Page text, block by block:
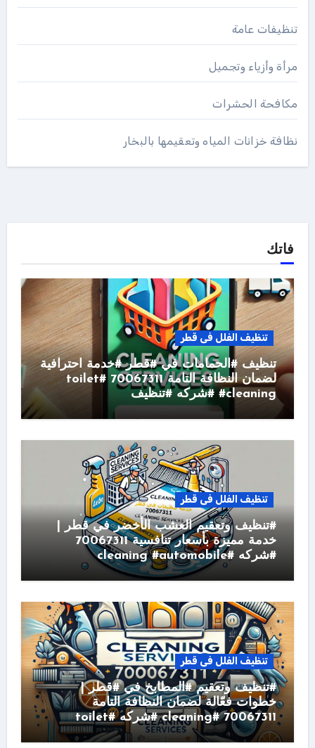
تنظيفات عامة
مرأة وأزياء وتجميل
مكافحة الحشرات
نظافة خزانات المياه وتعقيمها بالبخار
فاتك
تنظيف الفلل فى قطر
تنظيف #الحمامات في #قطر #خدمة احترافية
لضمان النظافة التامة 70067311 #toilet
#cleaning #شركه #تنظيف
تنظيف الفلل فى قطر
#تنظيف وتعقيم العشب الأخضر في قطر |
خدمة مميزة بأسعار تنافسية 70067311
#شركه #cleaning #automobile
تنظيف الفلل فى قطر
#تنظيف وتعقيم #المطابخ في #قطر |
خطوات فعّالة لضمان النظافة التامة
70067311 #cleaning #شركه #toilet